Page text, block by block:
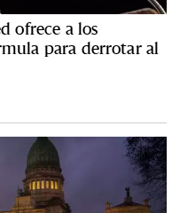
ofrece a los
para derrotar al